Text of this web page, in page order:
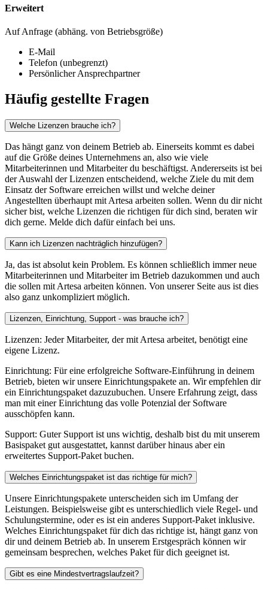
Erweitert
Auf Anfrage (abhäng. von Betriebsgröße)
E-Mail
Telefon (unbegrenzt)
Persönlicher Ansprechpartner
Häufig gestellte Fragen
Welche Lizenzen brauche ich?
Das hängt ganz von deinem Betrieb ab. Einerseits kommt es dabei
auf die Größe deines Unternehmens an, also wie viele
Mitarbeiterinnen und Mitarbeiter du beschäftigst. Andererseits ist bei
der Auswahl der Lizenzen entscheidend, welche Ziele du mit dem
Einsatz der Software erreichen willst und welche deiner
Angestellten überhaupt mit Artesa arbeiten sollen. Wenn du dir nicht
sicher bist, welche Lizenzen die richtigen für dich sind, beraten wir
dich gerne. Melde dich dafür einfach bei uns.
Kann ich Lizenzen nachträglich hinzufügen?
Ja, das ist absolut kein Problem. Es können schließlich immer neue
Mitarbeiterinnen und Mitarbeiter im Betrieb dazukommen und auch
die sollen mit Artesa arbeiten können. Von unserer Seite aus ist dies
also ganz unkompliziert möglich.
Lizenzen, Einrichtung, Support - was brauche ich?
Lizenzen: Jeder Mitarbeiter, der mit Artesa arbeitet, benötigt eine
eigene Lizenz.
Einrichtung: Für eine erfolgreiche Software-Einführung in deinem
Betrieb, bieten wir unsere Einrichtungspakete an. Wir empfehlen dir
ein Einrichtungspaket dazuzubuchen. Unsere Erfahrung zeigt, dass
man mit einer Einrichtung das volle Potenzial der Software
ausschöpfen kann.
Support: Guter Support ist uns wichtig, deshalb bist du mit unserem
Basispaket gut ausgestattet, kannst darüber hinaus aber ein
erweitertes Support-Paket buchen.
Welches Einrichtungspaket ist das richtige für mich?
Unsere Einrichtungspakete unterscheiden sich im Umfang der
Leistungen. Beispielsweise gibt es unterschiedlich viele Regel- und
Schulungstermine, oder es ist ein anderes Support-Paket inklusive.
Welches Einrichtungspaket für dich das richtige ist, hängt ganz von
dir und deinem Betrieb ab. In unserem Erstgespräch können wir
gemeinsam besprechen, welches Paket für dich geeignet ist.
Gibt es eine Mindestvertragslaufzeit?